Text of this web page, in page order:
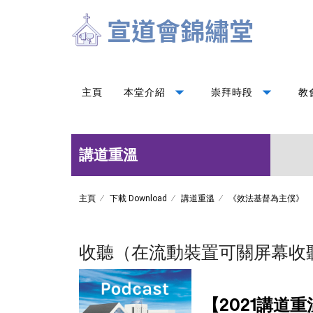
主頁 本堂介紹 arrow_drop_down 崇拜時段 arrow_drop_down 教
講道重溫
主頁 下載 Download 講道重溫 《效法基督為主僕》
收聽（在流動裝置可關屏幕收